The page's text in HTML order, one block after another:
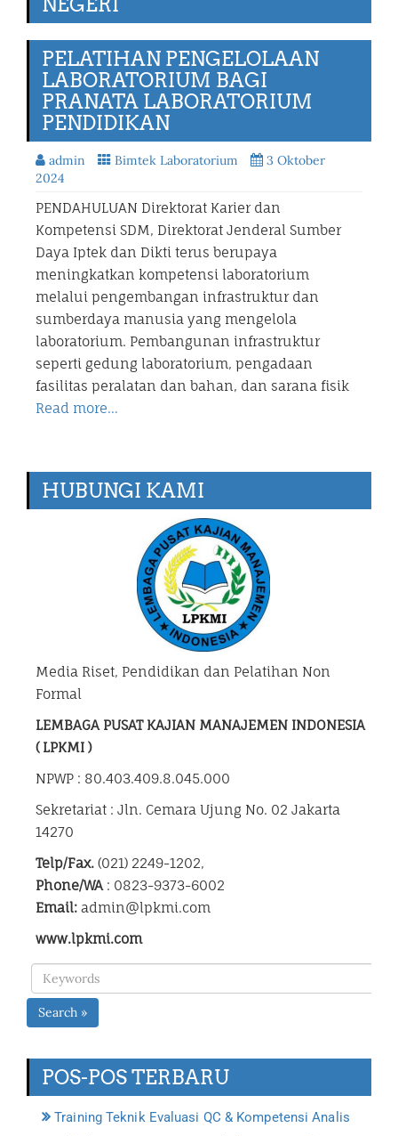
PELATIHAN PENGELOLAAN
LABORATORIUM BAGI
PRANATA LABORATORIUM
PENDIDIKAN
admin Bimtek Laboratorium
3 Oktober
2024
PENDAHULUAN Direktorat Karier dan
Kompetensi SDM, Direktorat Jenderal Sumber
Daya Iptek dan Dikti terus berupaya
meningkatkan kompetensi laboratorium
melalui pengembangan infrastruktur dan
sumberdaya manusia yang mengelola
laboratorium. Pembangunan infrastruktur
seperti gedung laboratorium, pengadaan
fasilitas peralatan dan bahan, dan sarana fisik
Read more…
HUBUNGI KAMI
Media Riset, Pendidikan dan Pelatihan Non
Formal
LEMBAGA PUSAT KAJIAN MANAJEMEN INDONESIA
( LPKMI )
NPWP : 80.403.409.8.045.000
Sekretariat : Jln. Cemara Ujung No. 02 Jakarta
14270
Telp/Fax. (021) 2249-1202,
Phone/WA: 0823-9373-6002
Email: admin@lpkmi.com
www.lpkmi.com
Search »
POS-POS TERBARU
Training Teknik Evaluasi QC & Kompetensi Analis